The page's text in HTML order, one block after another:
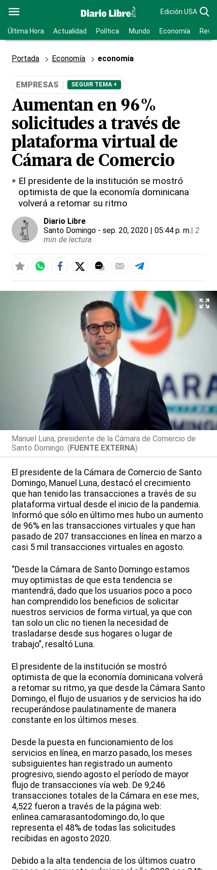
Edición USA
Última Hora Actualidad Política Mundo Economía
Portada Economía economia
EMPRESAS SEGUIR TEMA +
Aumentan en 96%
solicitudes a través de
plataforma virtual de
Cámara de Comercio
El presidente de la institución se mostró
optimista de que la economía dominicana
volverá a retomar su ritmo
Diario Libre
Santo Domingo - sep. 20, 2020 | 05:44 p. m.| 2
min de lectura
Manuel Luna, presidente de la Cámara de Comercio de
Santo Domingo. (FUENTE EXTERNA)
El presidente de la Cámara de Comercio de Santo
Domingo, Manuel Luna, destacó el crecimiento
que han tenido las transacciones a través de su
plataforma virtual desde el inicio de la pandemia.
Informó que sólo en último mes hubo un aumento
de 96% en las transacciones virtuales y que han
pasado de 207 transacciones en línea en marzo a
casi 5 mil transacciones virtuales en agosto.
“Desde la Cámara de Santo Domingo estamos
muy optimistas de que esta tendencia se
mantendrá, dado que los usuarios poco a poco
han comprendido los beneficios de solicitar
nuestros servicios de forma virtual, ya que con
tan solo un clic no tienen la necesidad de
trasladarse desde sus hogares o lugar de
trabajo”, resaltó Luna.
El presidente de la institución se mostró
optimista de que la economía dominicana volverá
a retomar su ritmo, ya que desde la Cámara Santo
Domingo, el flujo de usuarios y de servicios ha ido
recuperándose paulatinamente de manera
constante en los últimos meses.
Desde la puesta en funcionamiento de los
servicios en línea, en marzo pasado, los meses
subsiguientes han registrado un aumento
progresivo, siendo agosto el período de mayor
flujo de transacciones vía web. De 9,246
transacciones totales de la Cámara en ese mes,
4,522 fueron a través de la página web:
enlinea.camarasantodomingo.do, lo que
representa el 48% de todas las solicitudes
recibidas en agosto 2020.
Debido a la alta tendencia de los últimos cuatro